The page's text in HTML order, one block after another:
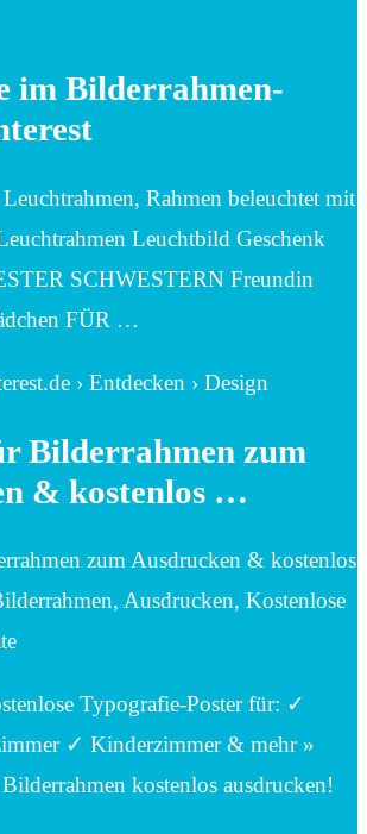
im Bilderrahmen-
Rahmen beleuchtet mit
Leuchtbild Geschenk
SCHWESTERN Freundin
FÜR …
› Entdecken › Design
Bilderrahmen zum
& kostenlos …
zum Ausdrucken & kostenlos
Ausdrucken, Kostenlose
Typografie-Poster für: ✓
✓ Kinderzimmer & mehr »
kostenlos ausdrucken!